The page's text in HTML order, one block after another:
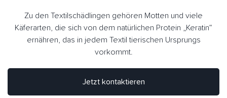
Zu den Textilschädlingen gehören Motten und viele
Käferarten, die sich von dem natürlichen Protein „Keratin“
ernähren, das in jedem Textil tierischen Ursprungs
vorkommt.
Jetzt kontaktieren